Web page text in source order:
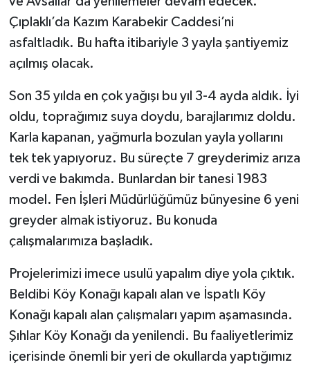
Çıplaklı’da Kazım Karabekir Caddesi’ni
asfaltladık. Bu hafta itibariyle 3 yayla şantiyemiz
açılmış olacak.
Son 35 yılda en çok yağışı bu yıl 3-4 ayda aldık. İyi
oldu, toprağımız suya doydu, barajlarımız doldu.
Karla kapanan, yağmurla bozulan yayla yollarını
tek tek yapıyoruz. Bu süreçte 7 greyderimiz arıza
verdi ve bakımda. Bunlardan bir tanesi 1983
model. Fen İşleri Müdürlüğümüz bünyesine 6 yeni
greyder almak istiyoruz. Bu konuda
çalışmalarımıza başladık.
Projelerimizi imece usulü yapalım diye yola çıktık.
Beldibi Köy Konağı kapalı alan ve İspatlı Köy
Konağı kapalı alan çalışmaları yapım aşamasında.
Şıhlar Köy Konağı da yenilendi. Bu faaliyetlerimiz
içerisinde önemli bir yeri de okullarda yaptığımız